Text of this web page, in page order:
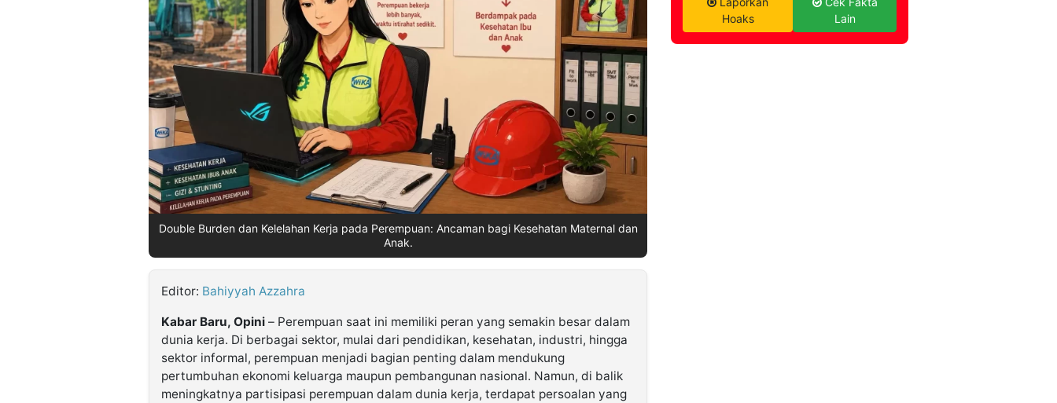
Double Burden dan Kelelahan Kerja pada Perempuan: Ancaman bagi Kesehatan Maternal dan
Anak.
Editor: Bahiyyah Azzahra
Kabar Baru, Opini – Perempuan saat ini memiliki peran yang semakin besar dalam
dunia kerja. Di berbagai sektor, mulai dari pendidikan, kesehatan, industri, hingga
sektor informal, perempuan menjadi bagian penting dalam mendukung
pertumbuhan ekonomi keluarga maupun pembangunan nasional. Namun, di balik
meningkatnya partisipasi perempuan dalam dunia kerja, terdapat persoalan yang
Hoaks
Lain